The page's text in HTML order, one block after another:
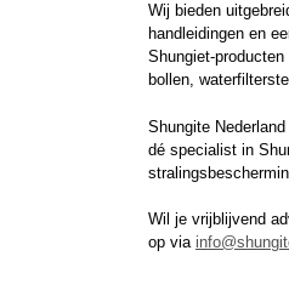
Wij bieden
handleidingen en
Shungiet-
bollen,
Shungite
dé specialist in
Wil je vrijblijvend
op via